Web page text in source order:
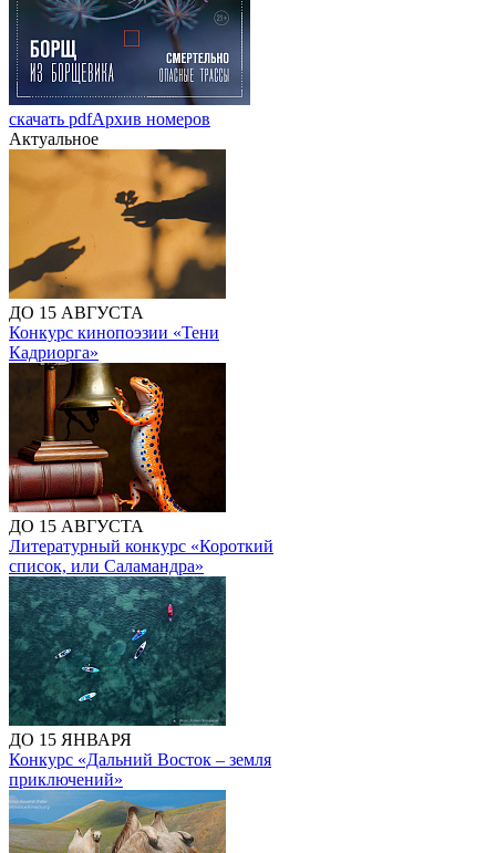
скачать pdfАрхив номеров
Актуальное
ДО 15 АВГУСТА
Конкурс кинопоэзии «Тени
Кадриорга»
ДО 15 АВГУСТА
Литературный конкурс «Короткий
список, или Саламандра»
ДО 15 ЯНВАРЯ
Конкурс «Дальний Восток – земля
приключений»